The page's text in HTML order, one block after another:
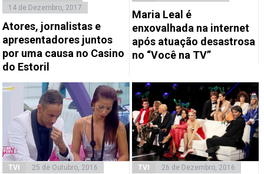
14 de Dezembro, 2017
Atores, jornalistas e
apresentadores juntos
por uma causa no Casino
do Estoril
Maria Leal é
enxovalhada na internet
após atuação desastrosa
no “Você na TV”
TVI 25 de Outubro, 2016 TVI 26 de Dezembro, 2016